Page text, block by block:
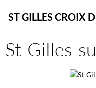
ST GILLES CROIX
St-Gilles-